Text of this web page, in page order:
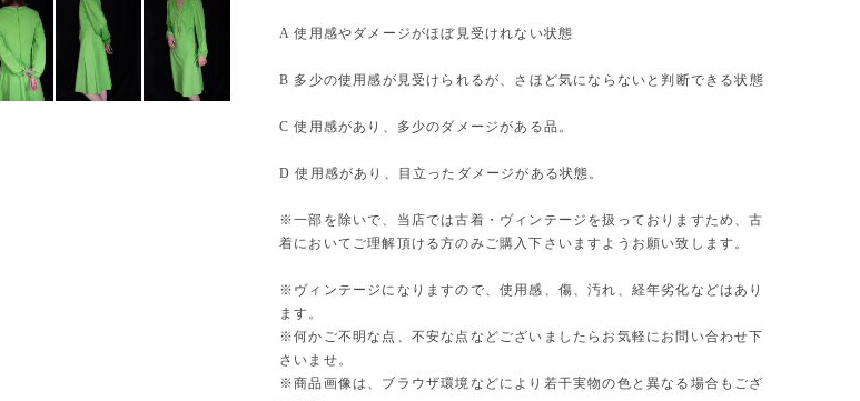
A 使用感やダメージがほぼ見受けれない状態
B 多少の使用感が見受けられるが、さほど気にならないと判断できる状態
C 使用感があり、多少のダメージがある品。
D 使用感があり、目立ったダメージがある状態。
※一部を除いで、当店では古着・ヴィンテージを扱っておりますため、古
着においてご理解頂ける方のみご購入下さいますようお願い致します。
※ヴィンテージになりますので、使用感、傷、汚れ、経年劣化などはあり
ます。
※何かご不明な点、不安な点などございましたらお気軽にお問い合わせ下
さいませ。
※商品画像は、ブラウザ環境などにより若干実物の色と異なる場合もござ